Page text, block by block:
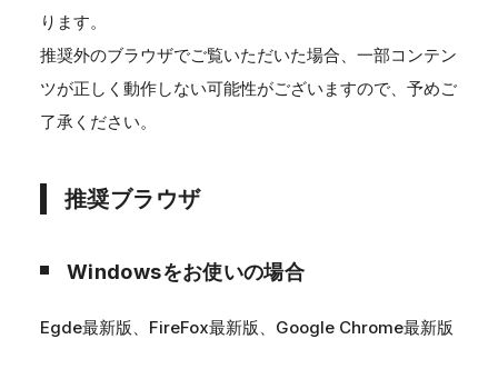
ります。
推奨外のブラウザでご覧いただいた場合、一部コンテン
ツが正しく動作しない可能性がございますので、予めご
了承ください。
推奨ブラウザ
Windowsをお使いの場合
Egde最新版、FireFox最新版、Google Chrome最新版